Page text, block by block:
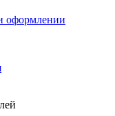
оформлении